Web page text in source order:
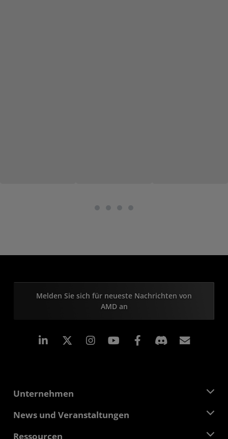
Melden Sie sich für neueste Nachrichten von
AMD an
LinkedIn Instagram Facebook
Unternehmen
Über AMD
News und Veranstaltungen
Pressebereich
Ressourcen